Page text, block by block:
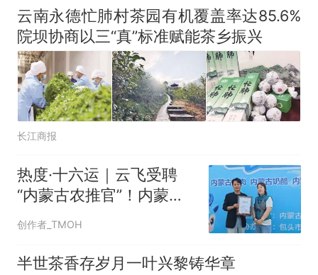
云南永德忙肺村茶园有机覆盖率达85.6%
院坝协商以三“真”标准赋能茶乡振兴
长江商报
热度·十六运｜云飞受聘
“内蒙古农推官”！内蒙古
百款优质“土特产”亮相十
创作者_TMOH
半世茶香存岁月一叶兴黎铸华章